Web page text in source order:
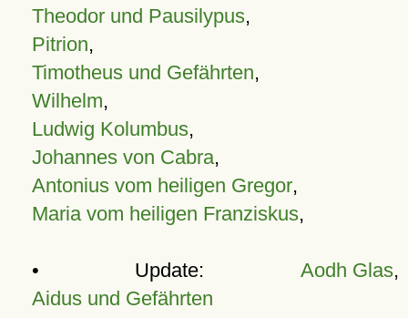
Theodor und Pausilypus,
Pitrion,
Timotheus und Gefährten,
Wilhelm,
Ludwig Kolumbus,
Johannes von Cabra,
Antonius vom heiligen Gregor,
Maria vom heiligen Franziskus,
• Update: Aodh Glas,
Aidus und Gefährten